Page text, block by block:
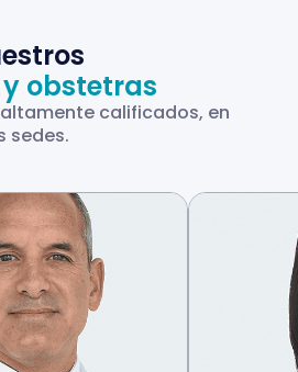
obstetras
calificados, en
sedes.